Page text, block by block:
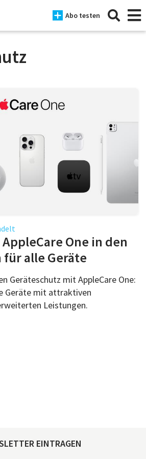
Abo testen
One in den
für alle Geräte
Geräteschutz mit AppleCare One:
Geräte mit attraktiven
Leistungen.
EINTRAGEN